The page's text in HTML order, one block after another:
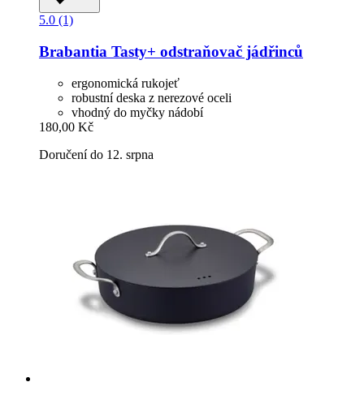
5.0 (1)
Brabantia Tasty+ odstraňovač jádřinců
ergonomická rukojeť
robustní deska z nerezové oceli
vhodný do myčky nádobí
180,00 Kč
Doručení do 12. srpna